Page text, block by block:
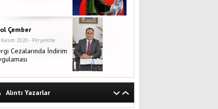
Çember
2020 - Perşembe
Cezalarında İndirim
Alıntı Yazarlar